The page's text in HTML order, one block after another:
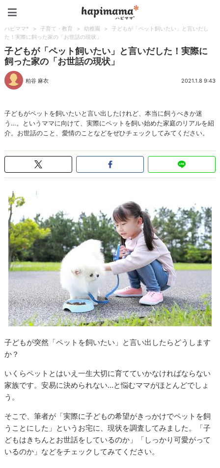
ハピママ* > 子育て・教育 > 幼稚園 >
子どもが「ペット飼いたい」と言いだし
た！実際に飼った家の「お世話の現状」
子どもが「ペット飼いたい」と言いだした！実際に
飼った家の「お世話の現状」
粕谷 麻衣 2021.1.8 9:43
子どもがペットを飼いたいと言い出したけれど、本当に飼うべきか迷
う…。というママに向けて、実際にペットを飼い始めた家庭のリアルを紹
介。お世話のこと、愛情のことなどをぜひチェックしてみてください。
子どもが突然「ペットを飼いたい」と言い出したらどうします
か？
いくらペットとはいえ一生大切に育てていかなければならない
家族です。安易に決められない…と悩むママがほとんどでしょ
う。
そこで、筆者が「実際に子どもの希望がきっかけでペットを飼
うことにした」というお宅に、現状を調査してみました。「子
どもはきちんとお世話をしているのか」「しっかり可愛がって
いるのか」などをチェックしてみてください。